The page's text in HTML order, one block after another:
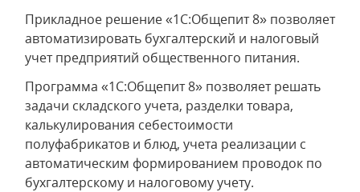
Прикладное решение «1C:Общепит 8» позволяет
автоматизировать бухгалтерский и налоговый
учет предприятий общественного питания.
Программа «1C:Общепит 8» позволяет решать
задачи складского учета, разделки товара,
калькулирования себестоимости
полуфабрикатов и блюд, учета реализации с
автоматическим формированием проводок по
бухгалтерскому и налоговому учету.